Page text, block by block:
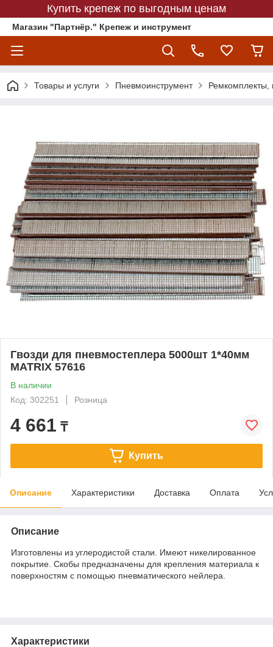
Купить крепеж по выгодным ценам
Магазин "Партнёр." Крепеж и инструмент
Товары и услуги Пневмоинструмент Ремкомплекты,
Гвозди для пневмостеплера 5000шт 1*40мм
MATRIX 57616
В наличии
Код: 302251
Розница
4 661 ₸
Купить
Описание Характеристики Доставка Оплата
Описание
Изготовлены из углеродистой стали. Имеют никелированное
покрытие. Скобы предназначены для крепления материала к
поверхностям с помощью пневматического нейлера.
Характеристики